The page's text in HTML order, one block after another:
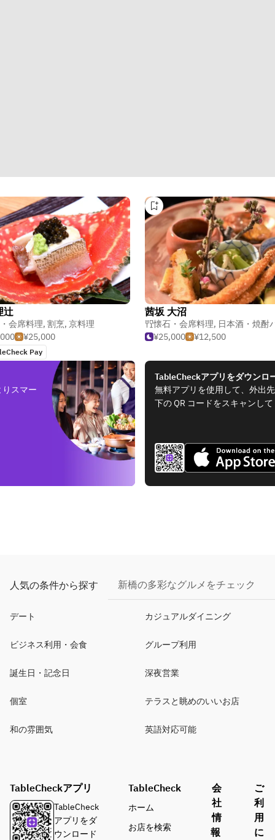
辻
会席料理, 割烹, 京料理
¥25,000
Pay
茜坂 大沼
懐石・会席料理, 日本酒・焼酎
¥25,000
¥12,500
スマー
TableCheckアプリをダウンロ
無料アプリを使用して、外出
下の QR コードをスキャンし
人気の条件から探す 新橋の多彩なグルメをチェック
デート カジュアルダイニング
ビジネス利用・会食 グループ利用
誕生日・記念日 深夜営業
個室 テラスと眺めのいいお店
和の雰囲気 英語対応可能
TableCheckアプリ
TableCheck
アプリをダ
ウンロード
TableCheck
ホーム
お店を検索
会
社
情
報
ご
利
用
に